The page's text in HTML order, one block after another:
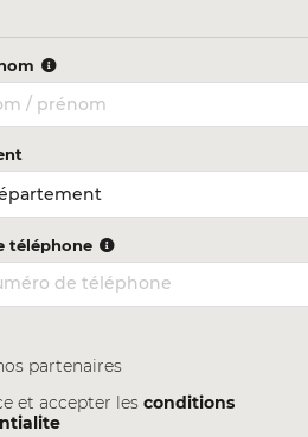
téléphone
partenaires
et accepter lesconditions